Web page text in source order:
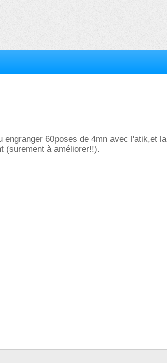
60poses de 4mn avec l'atik,et la
(surement à améliorer!!).